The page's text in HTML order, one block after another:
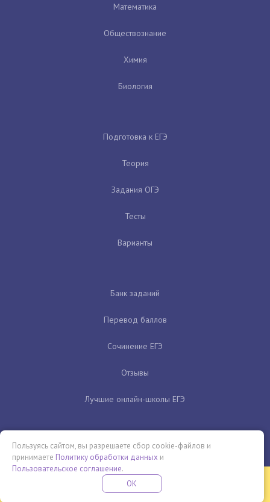
Математика
Обществознание
Химия
Биология
Подготовка к ЕГЭ
Теория
Задания ОГЭ
Тесты
Варианты
Банк заданий
Перевод баллов
Сочинение ЕГЭ
Отзывы
Лучшие онлайн-школы ЕГЭ
Бесплатная летняя школа
ПРОВЕДИ ЭТО ЛЕТО С ПОЛЬЗОЙ
Пользуясь сайтом, вы разрешаете сбор cookie-файлов и
принимаете Политику обработки данных и
Пользовательское соглашение.
OK